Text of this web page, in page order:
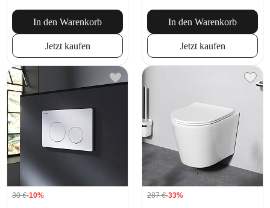
In den Warenkorb
Jetzt kaufen
In den Warenkorb
Jetzt kaufen
30€-10% 287€-33%